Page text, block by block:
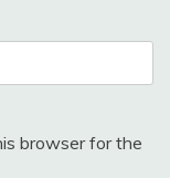
browser for the